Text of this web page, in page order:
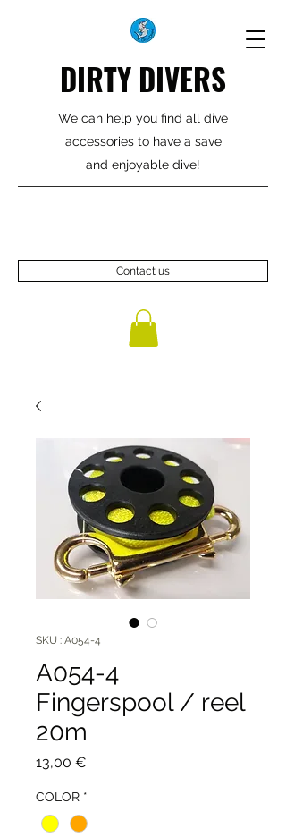
DIRTY DIVERS
We can help you find all dive
accessories to have a save
and enjoyable dive!
Contact us
SKU : A054-4
A054-4
Fingerspool / reel
20m
13,00 €
COLOR *